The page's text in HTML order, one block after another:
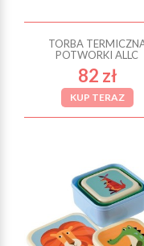
TORBA
POTWORKI ALLC
82 zł
KUP TERAZ